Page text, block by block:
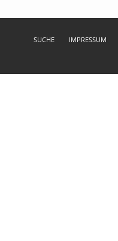
SUCHE IMPRESSUM